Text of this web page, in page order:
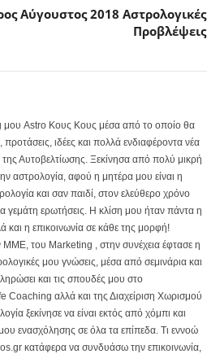
Αύγουστος 2018 Αστρολογικές
Προβλέψεις
μου Astro Κους Κους μέσα από το οποίο θα
ιδέες και πολλά ενδιαφέροντα νέα
Αυτοβελτίωσης. Ξεκίνησα από πολύ μικρή
αστρολογία, αφού η μητέρα μου είναι η
και σαν παιδί, στον ελεύθερο χρόνο
γεμάτη ερωτήσεις. Η κλίση μου ήταν πάντα η
η επικοινωνία σε κάθε της μορφή!
του Marketing , στην συνέχεια έφτασε η
μου γνώσεις, μέσα από σεμινάρια και
και τις σπουδές μου στο
Coaching αλλά και της Διαχείριση Χωρισμού
ξεκίνησε να είναι εκτός από χόμπι και
ενασχόλησης σε όλα τα επίπεδα. Τι εννοώ
κατάφερα να συνδυάσω την επικοινωνία,